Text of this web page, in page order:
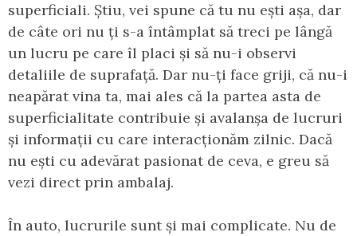
superficiali. Știu, vei spune că tu nu ești așa, dar
de câte ori nu ți s-a întâmplat să treci pe lângă
un lucru pe care îl placi și să nu-i observi
detaliile de suprafață. Dar nu-ți face griji, că nu-i
neapărat vina ta, mai ales că la partea asta de
superficialitate contribuie și avalanșa de lucruri
și informații cu care interacționăm zilnic. Dacă
nu ești cu adevărat pasionat de ceva, e greu să
vezi direct prin ambalaj.
În auto, lucrurile sunt și mai complicate. Nu de